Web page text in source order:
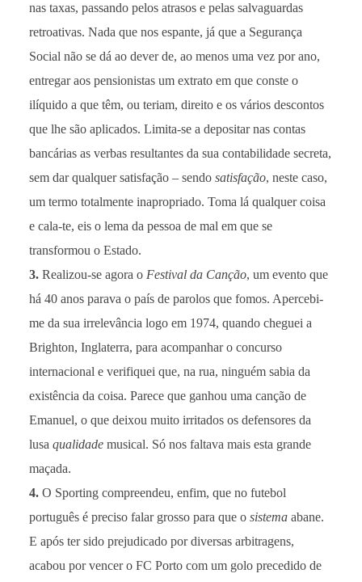
nas taxas, passando pelos atrasos e pelas salvaguardas
retroativas. Nada que nos espante, já que a Segurança
Social não se dá ao dever de, ao menos uma vez por ano,
entregar aos pensionistas um extrato em que conste o
ilíquido a que têm, ou teriam, direito e os vários descontos
que lhe são aplicados. Limita-se a depositar nas contas
bancárias as verbas resultantes da sua contabilidade secreta,
sem dar qualquer satisfação – sendo satisfação, neste caso,
um termo totalmente inapropriado. Toma lá qualquer coisa
e cala-te, eis o lema da pessoa de mal em que se
transformou o Estado.
3.Realizou-se agora o Festival da Canção, um evento que
há 40 anos parava o país de parolos que fomos. Apercebi-
me da sua irrelevância logo em 1974, quando cheguei a
Brighton, Inglaterra, para acompanhar o concurso
internacional e verifiquei que, na rua, ninguém sabia da
existência da coisa. Parece que ganhou uma canção de
Emanuel, o que deixou muito irritados os defensores da
lusa qualidademusical. Só nos faltava mais esta grande
maçada.
4.O Sporting compreendeu, enfim, que no futebol
português é preciso falar grosso para que o sistemaabane.
E após ter sido prejudicado por diversas arbitragens,
acabou por vencer o FC Porto com um golo precedido de